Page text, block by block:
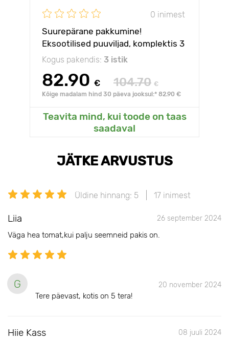
0 inimest
Suurepärane pakkumine!
Eksootilised puuviljad, komplektis 3
istikut
Kogus pakendis: 3 istik
82.90 € 104.70 €
Kõige madalam hind 30 päeva jooksul:* 82.90 €
Teavita mind, kui toode on taas
saadaval
JÄTKE ARVUSTUS
Üldine hinnang: 5 17 inimest
Liia 26 september 2024
Väga hea tomat,kui palju seemneid pakis on.
G 20 november 2024
Tere päevast, kotis on 5 tera!
Hiie Kass 08 juuli 2024